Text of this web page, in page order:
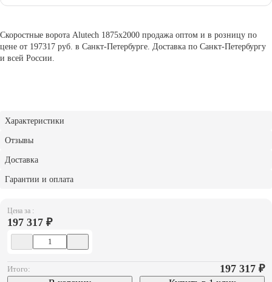
Цена за :
197 317 ₽
Итого: 197 317 ₽
Скоростные ворота Alutech 1875х2000 продажа оптом и в розницу по
цене от 197317 руб. в Санкт-Петербурге. Доставка по Санкт-Петербургу
и всей России.
Характеристики
Отзывы
Доставка
Гарантии и оплата